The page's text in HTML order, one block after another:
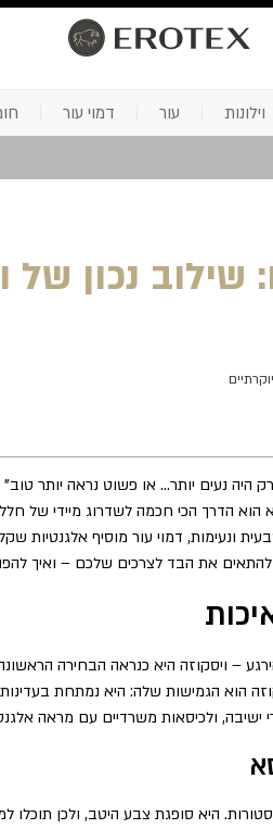
וילונות עור דמוי עור
נכון של
נעים יותר… או פשוט נראה יותר טוב"
הוא הדרך הכי חכמה לשדרוג מיידי של
ונעימות, דמוי עור מוסיף אלגנטיות
את הבד לצרכים שלכם – ואיך
– ויסקוזה היא כנראה הבחירה
הוא הגמישות שלה: היא נמתחת
ישיבה, ולכיסאות משרדיים עם מראה
היא סופגת צבע היטב, ולכן תוכלו